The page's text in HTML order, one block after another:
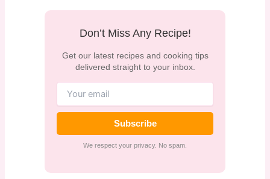
Don’t Miss Any Recipe!
Get our latest recipes and cooking tips
delivered straight to your inbox.
Subscribe
We respect your privacy. No spam.